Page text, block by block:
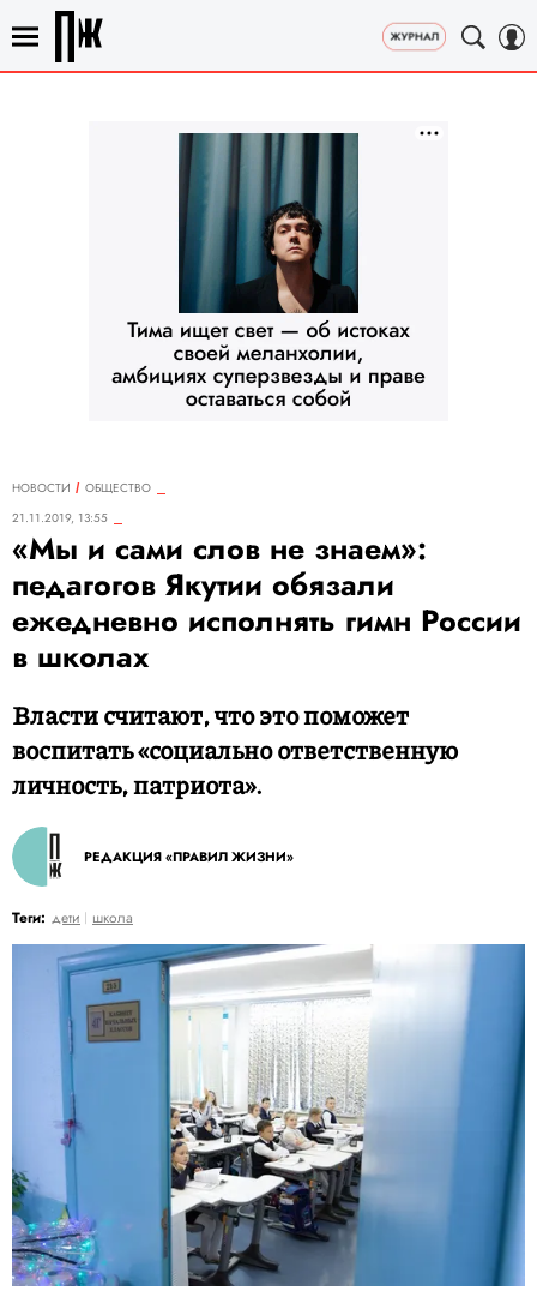
НОВОСТИ
ОБЩЕСТВО
21.11.2019, 13:55
«Мы и сами слов не знаем»:
педагогов Якутии обязали
ежедневно исполнять гимн России
в школах
Власти считают, что это поможет
воспитать «социально ответственную
личность, патриота».
РЕДАКЦИЯ «ПРАВИЛ ЖИЗНИ»
Теги: дети школа